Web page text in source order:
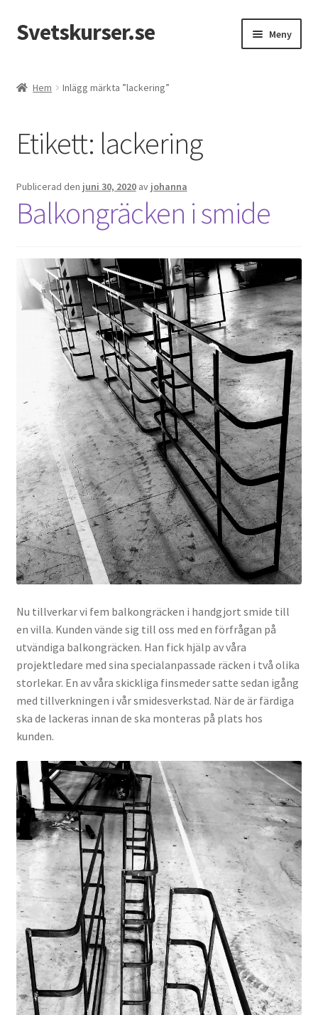
Hoppa
till
Hoppa
till
Svetskurser.se Meny
Hem Inlägg märkta ”lackering”
Etikett: lackering
Publicerad den juni 30, 2020 av johanna
Balkongräcken i smide
Nu tillverkar vi fem balkongräcken i handgjort smide till
en villa. Kunden vände sig till oss med en förfrågan på
utvändiga balkongräcken. Han fick hjälp av våra
projektledare med sina specialanpassade räcken i två olika
storlekar. En av våra skickliga finsmeder satte sedan igång
med tillverkningen i vår smidesverkstad. När de är färdiga
ska de lackeras innan de ska monteras på plats hos
kunden.